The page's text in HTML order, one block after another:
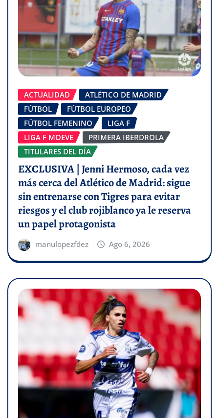
ACTUALIDAD
ATLÉTICO DE MADRID
FÚTBOL
FÚTBOL EUROPEO
FÚTBOL FEMENINO
LIGA F
LIGA F MOEVE
PRIMERA IBERDROLA
TITULARES DEL DÍA
EXCLUSIVA | Jenni Hermoso, cada vez
más cerca del Atlético de Madrid: sigue
sin entrenarse con Tigres para evitar
riesgos y el club rojiblanco ya le reserva
un papel protagonista
manulopezfdez Ago 6, 2026